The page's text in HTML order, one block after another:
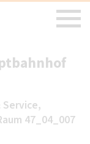
Service,
47_04_007